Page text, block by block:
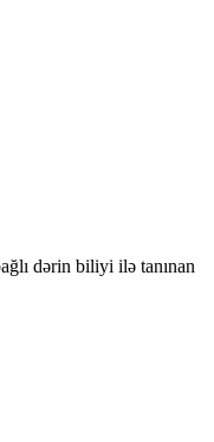
dərin biliyi ilə tanınan